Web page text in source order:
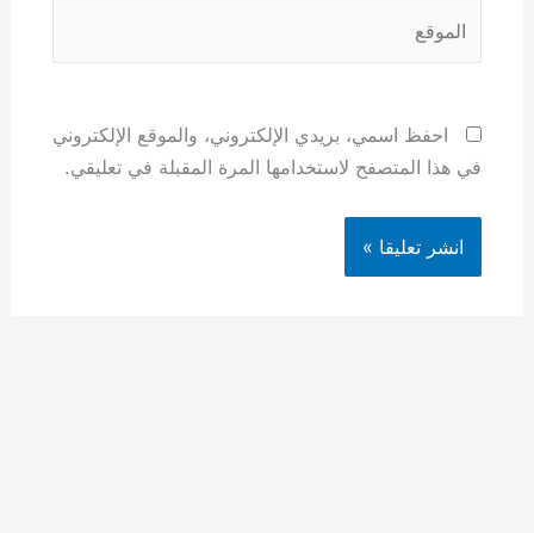
احفظ اسمي، بريدي الإلكتروني، والموقع الإلكتروني
في هذا المتصفح لاستخدامها المرة المقبلة في تعليقي.